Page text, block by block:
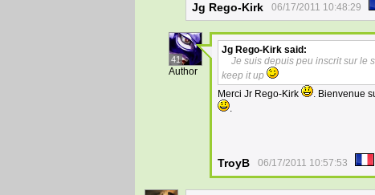
Jg Rego-Kirk 06/17/2011 10:48:29
41
Author
Jg Rego-Kirk said:
Je suis depuis peu inscrit sur le
keep it up
Merci Jr Rego-Kirk
. Bienvenue
.
TroyB 06/17/2011 10:57:53